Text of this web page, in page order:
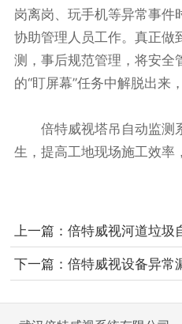
岗离岗、玩手机等异常事件
协助管理人员工作。真正做
测，事后规范管理，将安全
的“盯屏幕”任务中解脱出来
倍特威视塔吊自动监测
生，提高工地现场施工效率
上一篇： 倍特威视河道垃圾
下一篇： 倍特威视设备异常